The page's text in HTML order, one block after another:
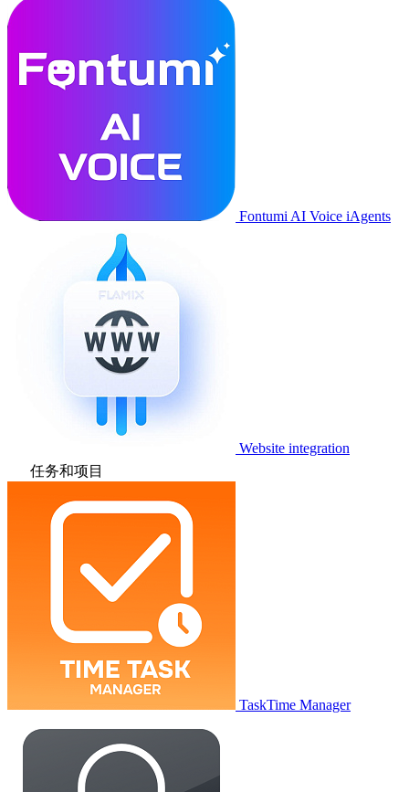
Fontumi AI Voice iAgents
Website integration
任务和项目
TaskTime Manager